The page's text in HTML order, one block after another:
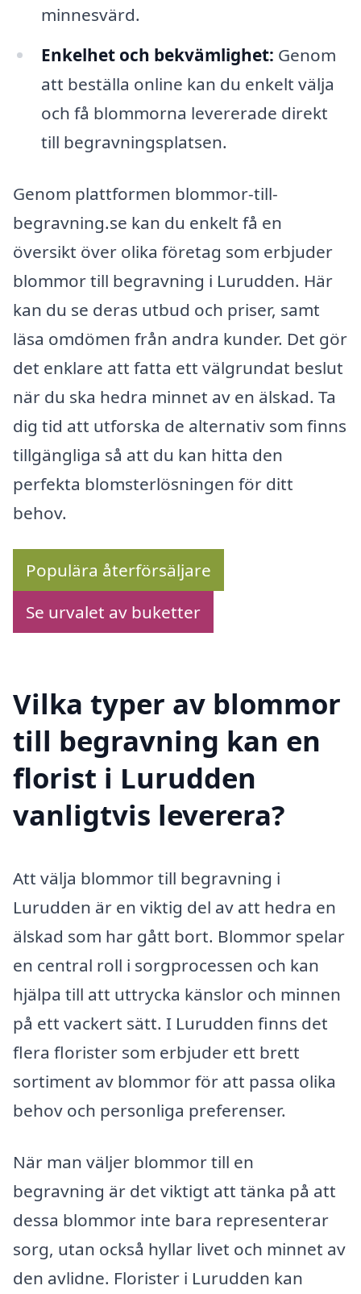
minnesvärd.
Enkelhet och bekvämlighet: Genom
att beställa online kan du enkelt välja
och få blommorna levererade direkt
till begravningsplatsen.
Genom plattformen blommor-till-
begravning.se kan du enkelt få en
översikt över olika företag som erbjuder
blommor till begravning i Lurudden. Här
kan du se deras utbud och priser, samt
läsa omdömen från andra kunder. Det gör
det enklare att fatta ett välgrundat beslut
när du ska hedra minnet av en älskad. Ta
dig tid att utforska de alternativ som finns
tillgängliga så att du kan hitta den
perfekta blomsterlösningen för ditt
behov.
Populära återförsäljare
Se urvalet av buketter
Vilka typer av blommor
till begravning kan en
florist i Lurudden
vanligtvis leverera?
Att välja blommor till begravning i
Lurudden är en viktig del av att hedra en
älskad som har gått bort. Blommor spelar
en central roll i sorgprocessen och kan
hjälpa till att uttrycka känslor och minnen
på ett vackert sätt. I Lurudden finns det
flera florister som erbjuder ett brett
sortiment av blommor för att passa olika
behov och personliga preferenser.
När man väljer blommor till en
begravning är det viktigt att tänka på att
dessa blommor inte bara representerar
sorg, utan också hyllar livet och minnet av
den avlidne. Florister i Lurudden kan